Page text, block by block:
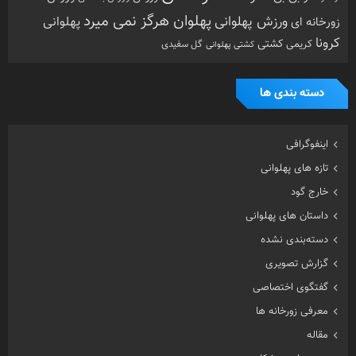
دسته‌بندی نشده
گفتگوی اختصاصی
معرفی زورخانه ها
هنرمندان ورزشکار
ویدیو
ویژه
تصادفی